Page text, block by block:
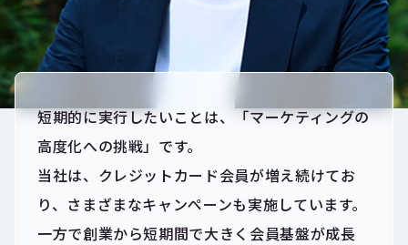
短期的に実行したいことは、「マーケティングの
高度化への挑戦」です。
当社は、クレジットカード会員が増え続けてお
り、さまざまなキャンペーンも実施しています。
一方で創業から短期間で大きく会員基盤が成長